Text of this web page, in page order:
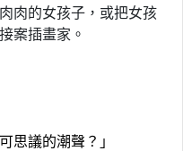
肉的女孩子，或把女孩
案插畫家。
思議的潮聲？」